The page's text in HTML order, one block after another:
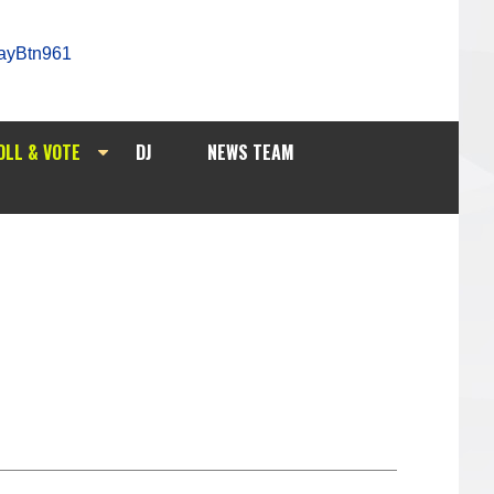
& VOTE DJ NEWS TEAM